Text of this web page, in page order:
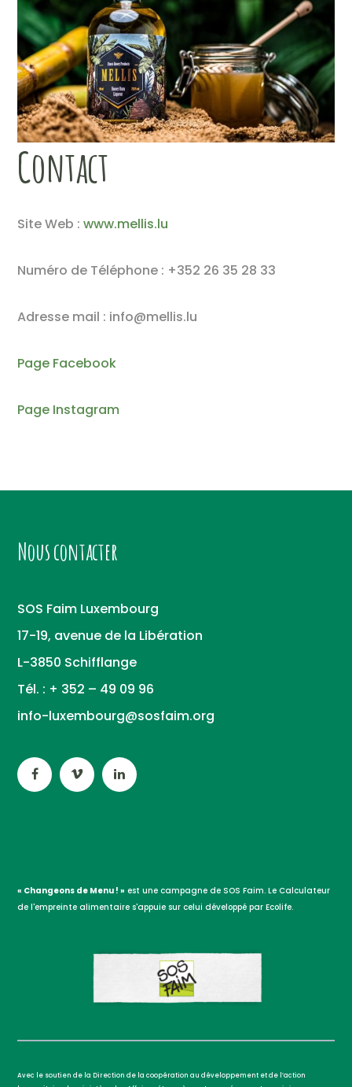
Contact
Site Web :www.mellis.lu
Numéro de Téléphone : +352 26 35 28 33
Adresse mail : info@mellis.lu
Page Facebook
Page Instagram
Nous contacter
SOS Faim Luxembourg
17-19, avenue de la Libération
L-3850 Schifflange
Tél. : + 352 – 49 09 96
info-luxembourg@sosfaim.org
« Changeons de Menu ! » est une campagne de SOS Faim. Le Calculateur
de l'empreinte alimentaire s'appuie sur celui développé par Ecolife.
Avec le soutien de la Direction de la coopération au développement et de l’action